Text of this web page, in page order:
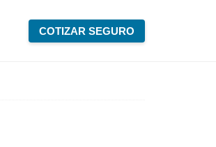
COTIZAR SEGURO